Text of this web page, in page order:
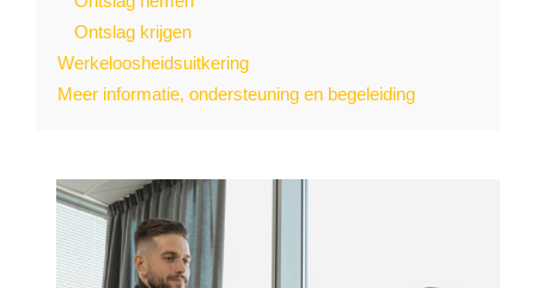
Ontslag krijgen
Werkeloosheidsuitkering
Meer informatie, ondersteuning en begeleiding